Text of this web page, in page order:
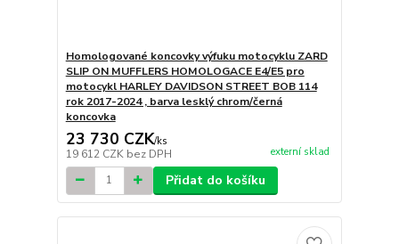
Homologované koncovky výfuku motocyklu ZARD
SLIP ON MUFFLERS HOMOLOGACE E4/E5 pro
motocykl HARLEY DAVIDSON STREET BOB 114
rok 2017-2024 , barva lesklý chrom/černá
koncovka
23 730 CZK/ks
19 612 CZK bez DPH externí sklad
Přidat do košíku